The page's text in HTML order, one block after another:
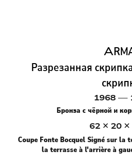
A
Разрезанная
1968 —
Бронза с чёрной и
62× 20×
Coupe Fonte Bocquel Signé sur la
la terrasse à l'arrière à